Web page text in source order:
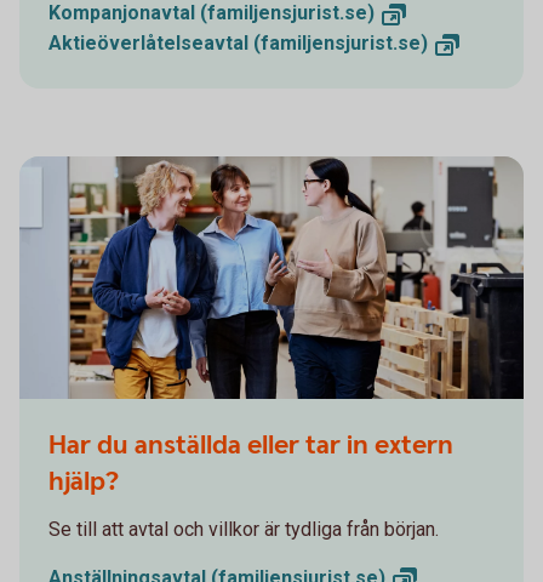
Kompanjonavtal (familjensjurist.se)
Aktieöverlåtelseavtal (familjensjurist.se)
Har du anställda eller tar in extern
hjälp?
Se till att avtal och villkor är tydliga från början.
Anställningsavtal (familjensjurist.se)